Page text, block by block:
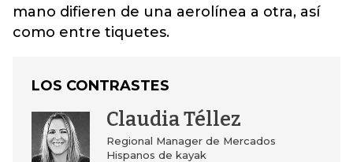
mano difieren de una aerolínea a otra, así
como entre tiquetes.
LOS CONTRASTES
Claudia Téllez
Regional Manager de Mercados
Hispanos de kayak